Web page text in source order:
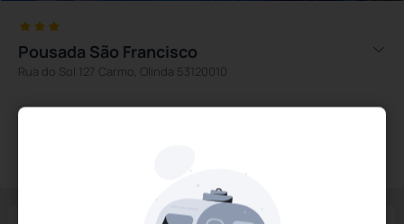
Pousada São Francisco
Rua do Sol 127 Carmo, Olinda 53120010